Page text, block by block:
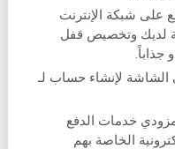
على شبكة الإنترنت
لديك وتخصيص قفل
الشاشة لإنشاء حساب لـ
خدمات الدفع
الخاصة بهم